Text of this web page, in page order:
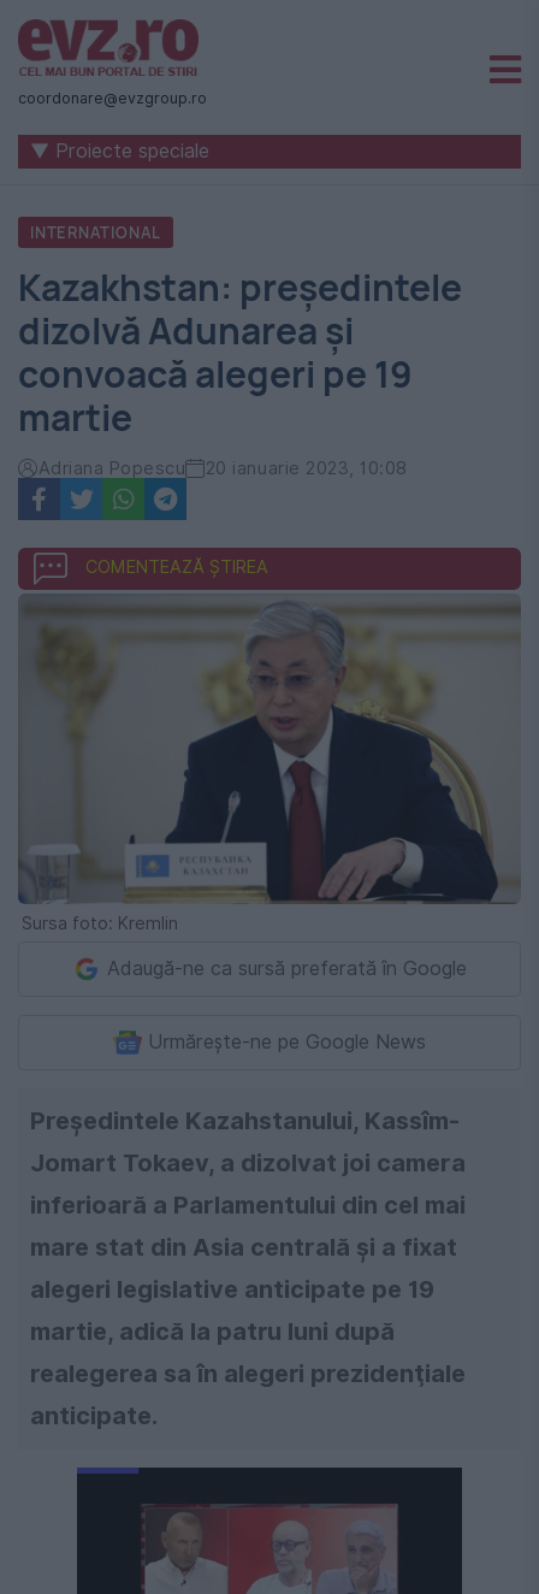
Știri
naționale
internaționale
România
-
Evenimentul
Zilei
coordonare@evzgroup.ro
▼ Proiecte speciale
INTERNATIONAL
Kazakhstan: preşedintele
dizolvă Adunarea şi
convoacă alegeri pe 19
martie
Adriana Popescu 20 ianuarie 2023, 10:08
COMENTEAZĂ ȘTIREA
Sursa foto: Kremlin
Adaugă-ne ca sursă preferată în Google
Urmărește-ne pe Google News
Preşedintele Kazahstanului, Kassîm-
Jomart Tokaev, a dizolvat joi camera
inferioară a Parlamentului din cel mai
mare stat din Asia centrală şi a fixat
alegeri legislative anticipate pe 19
martie, adică la patru luni după
realegerea sa în alegeri prezidenţiale
anticipate.